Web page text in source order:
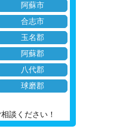
阿蘇市
合志市
玉名郡
阿蘇郡
八代郡
球磨郡
談ください！